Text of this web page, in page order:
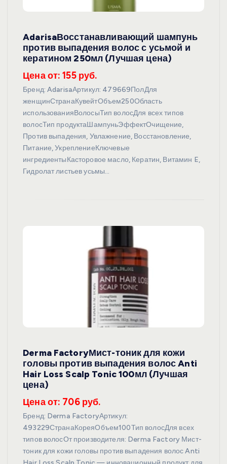
AdarisaВосстанавливающий шампунь
против выпадения волос с усьмой и
кератином 250мл (Лучшая цена)
Цена от: 155 руб.
Бренд: AdarisaАртикул: 479669ПолДля
женщинСтранаКувейтОбъем250Область
использованияВолосыТип волосДля всех типов
волосТип продуктаШампуньЭффектОчищение,
Против выпадения, Увлажнение, Восстановление,
Питание, УкреплениеКлючевые
ингредиентыКасторовое масло, Кератин, Витамин E,
Гидролат листьев усьмы…
Derma FactoryМист-тоник для кожи
головы против выпадения волос Anti
Hair Loss Scalp Tonic 100мл (Лучшая
цена)
Цена от: 706 руб.
Бренд: Derma FactoryАртикул:
493229СтранаКореяОбъем100Тип волосДля всех
типов волосОт производителя: Derma Factory Мист-
тоник для кожи головы против выпадения волос Anti